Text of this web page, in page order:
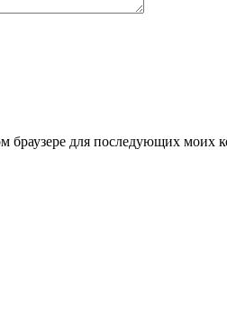
браузере для последующих моих